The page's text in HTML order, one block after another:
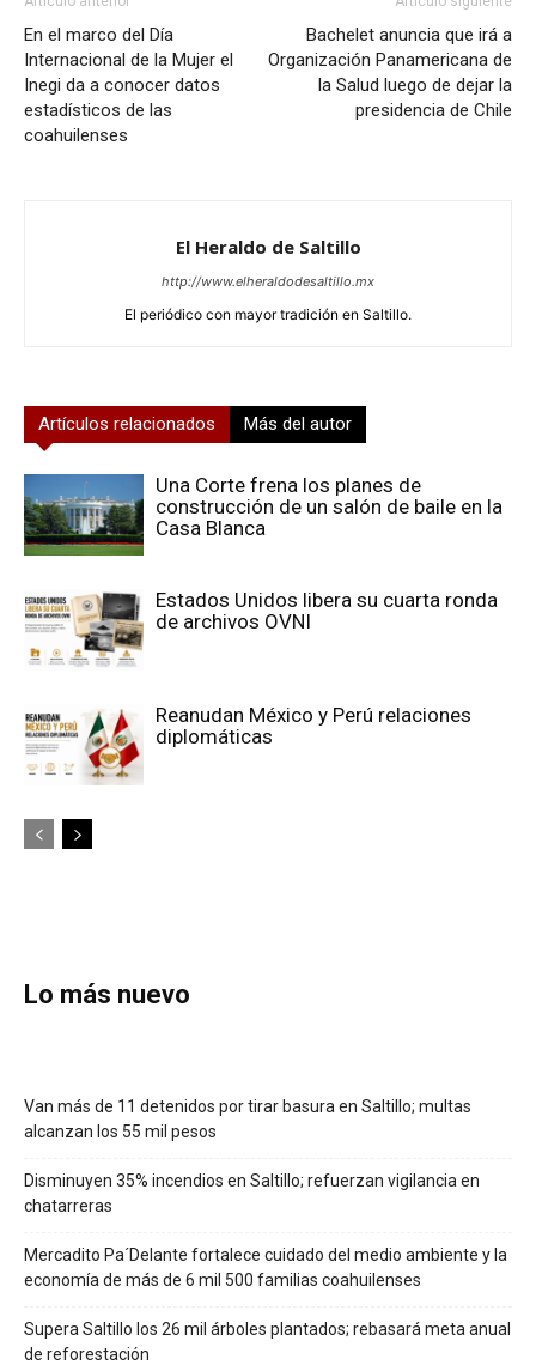
En el marco del Día
Internacional de la Mujer el
Inegi da a conocer datos
estadísticos de las
coahuilenses
Bachelet anuncia que irá a
Organización Panamericana de
la Salud luego de dejar la
presidencia de Chile
El Heraldo de Saltillo
http://www.elheraldodesaltillo.mx
El periódico con mayor tradición en Saltillo.
Artículos relacionados Más del autor
Una Corte frena los planes de
construcción de un salón de baile en la
Casa Blanca
Estados Unidos libera su cuarta ronda
de archivos OVNI
Reanudan México y Perú relaciones
diplomáticas
Lo más nuevo
Van más de 11 detenidos por tirar basura en Saltillo; multas
alcanzan los 55 mil pesos
Disminuyen 35% incendios en Saltillo; refuerzan vigilancia en
chatarreras
Mercadito Pa´Delante fortalece cuidado del medio ambiente y la
economía de más de 6 mil 500 familias coahuilenses
Supera Saltillo los 26 mil árboles plantados; rebasará meta anual
de reforestación